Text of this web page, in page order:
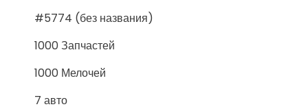
#5774 (без названия)
1000 Запчастей
1000 Мелочей
7 авто